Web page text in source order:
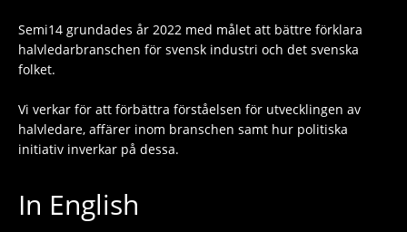
Semi14 grundades år 2022 med målet att bättre förklara
halvledarbranschen för svensk industri och det svenska
folket.
Vi verkar för att förbättra förståelsen för utvecklingen av
halvledare, affärer inom branschen samt hur politiska
initiativ inverkar på dessa.
In English